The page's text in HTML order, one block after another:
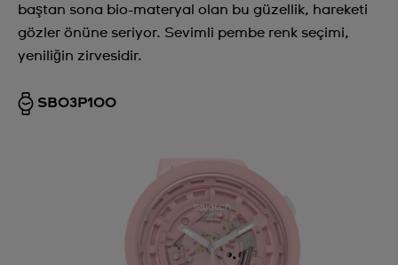
baştan sona bio-materyal olan bu güzellik, hareketi
gözler önüne seriyor. Sevimli pembe renk seçimi,
yeniliğin zirvesidir.
SB03P100